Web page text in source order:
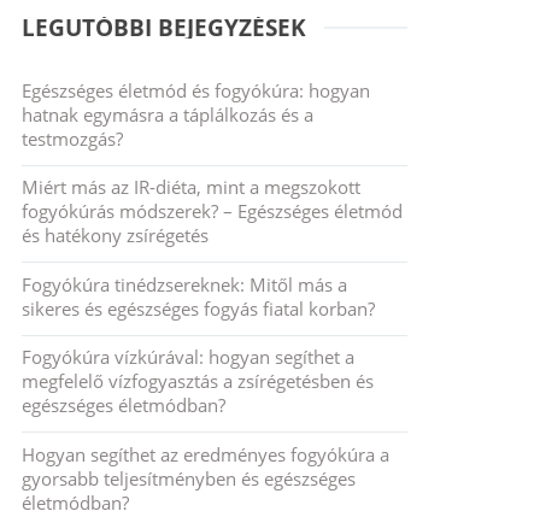
LEGUTÓBBI BEJEGYZÉSEK
Egészséges életmód és fogyókúra: hogyan
hatnak egymásra a táplálkozás és a
testmozgás?
Miért más az IR-diéta, mint a megszokott
fogyókúrás módszerek? – Egészséges életmód
és hatékony zsírégetés
Fogyókúra tinédzsereknek: Mitől más a
sikeres és egészséges fogyás fiatal korban?
Fogyókúra vízkúrával: hogyan segíthet a
megfelelő vízfogyasztás a zsírégetésben és
egészséges életmódban?
Hogyan segíthet az eredményes fogyókúra a
gyorsabb teljesítményben és egészséges
életmódban?